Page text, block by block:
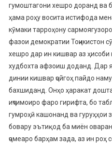
гумоштагони хешро доранд ва
ҳама роҳу восита истифода
кӯмаки тарроҳону
фазои демократии Тоҷикистон
хешро дар ин кишвар аз
худбохта афзоиш доданд. Дар
динии кишвар ҷойгоҳ пайдо
бахшиданд. Онҳо ҳаракат
иҷтимоиро фаро гирифта, бо
гумроҳӣ кашонанд ва гуруҳҳои
бовару эътиқод ба миён
ҷомеаро барҳам зада, аз ин роҳ